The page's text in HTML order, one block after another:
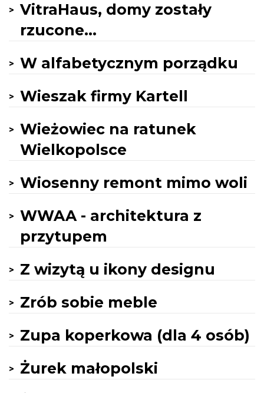
VitraHaus, domy zostały
rzucone...
W alfabetycznym porządku
Wieszak firmy Kartell
Wieżowiec na ratunek
Wielkopolsce
Wiosenny remont mimo woli
WWAA - architektura z
przytupem
Z wizytą u ikony designu
Zrób sobie meble
Zupa koperkowa (dla 4 osób)
Żurek małopolski